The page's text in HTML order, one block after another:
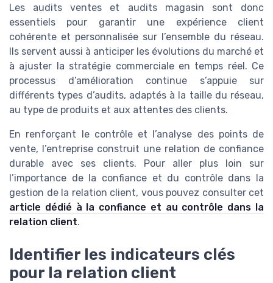
Les audits ventes et audits magasin sont donc
essentiels pour garantir une expérience client
cohérente et personnalisée sur l’ensemble du réseau.
Ils servent aussi à anticiper les évolutions du marché et
à ajuster la stratégie commerciale en temps réel. Ce
processus d’amélioration continue s’appuie sur
différents types d’audits, adaptés à la taille du réseau,
au type de produits et aux attentes des clients.
En renforçant le contrôle et l’analyse des points de
vente, l’entreprise construit une relation de confiance
durable avec ses clients. Pour aller plus loin sur
l’importance de la confiance et du contrôle dans la
gestion de la relation client, vous pouvez consulter cet
article dédié à la confiance et au contrôle dans la
relation client.
Identifier les indicateurs clés
pour la relation client